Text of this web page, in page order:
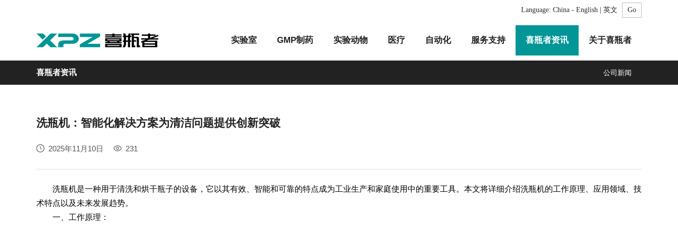
Language: China - English | 英文
实验室
实验室
GMP制药
GMP制药
实验动物
实验动物
医疗
医疗
自动化
自动化
服务支持 喜瓶者资讯 关于喜瓶者
喜瓶者资讯 公司新闻
洗瓶机：智能化解决方案为清洁问题提供创新突破
2025年11月10日 231
洗瓶机是一种用于清洗和烘干瓶子的设备，它以其有效、智能和可靠的特点成为工业生产和家庭使用中的重要工具。本文将详细介绍洗瓶机的工作原理、应用领域、技
术特点以及未来发展趋势。
一、工作原理：